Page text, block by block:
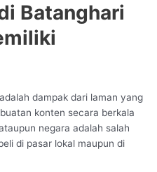
Batanghari
dampak dari laman yang
konten secara berkala
negara adalah salah
di pasar lokal maupun di